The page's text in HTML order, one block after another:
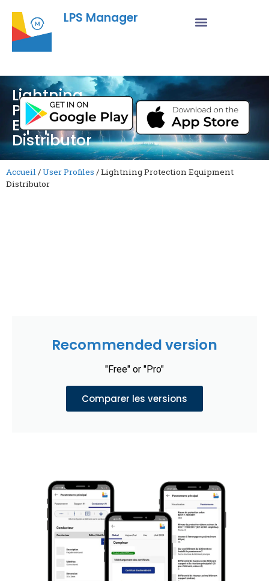
LPS Manager
Lightning
Protection
Equipment
Distributor
Accueil /User Profiles /Lightning Protection Equipment
Distributor
Recommended version
"Free" or "Pro"
Comparer les versions